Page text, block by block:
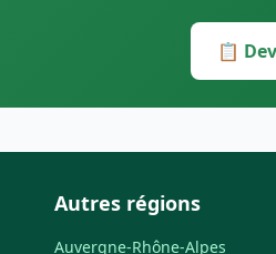
📋
Autres régions
Auvergne-Rhône-Alpes